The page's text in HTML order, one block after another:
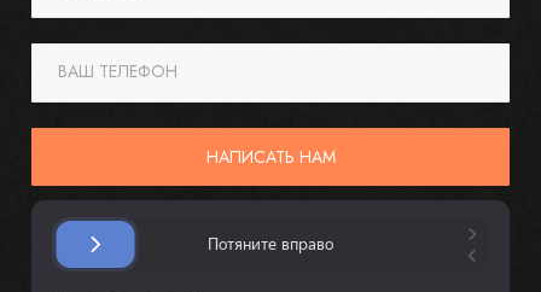
ВАШ ТЕЛЕФОН
НАПИСАТЬ НАМ